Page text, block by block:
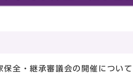
全・継承審議会の開催について